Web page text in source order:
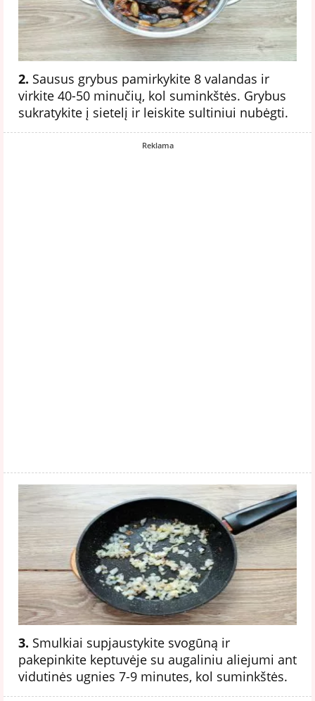
2. Sausus grybus pamirkykite 8 valandas ir
virkite 40-50 minučių, kol suminkštės. Grybus
sukratykite į sietelį ir leiskite sultiniui nubėgti.
Reklama
3. Smulkiai supjaustykite svogūną ir
pakepinkite keptuvėje su augaliniu aliejumi ant
vidutinės ugnies 7-9 minutes, kol suminkštės.